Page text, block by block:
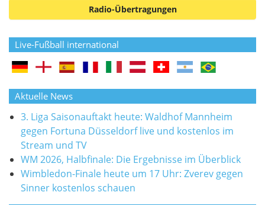
Radio-Übertragungen
Live-Fußball international
Aktuelle News
3. Liga Saisonauftakt heute: Waldhof Mannheim
gegen Fortuna Düsseldorf live und kostenlos im
Stream und TV
WM 2026, Halbfinale: Die Ergebnisse im Überblick
Wimbledon-Finale heute um 17 Uhr: Zverev gegen
Sinner kostenlos schauen